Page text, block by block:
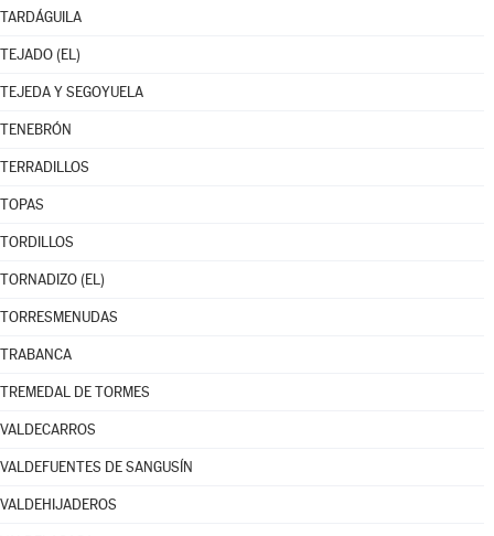
TARDÁGUILA
TEJADO (EL)
TEJEDA Y SEGOYUELA
TENEBRÓN
TERRADILLOS
TOPAS
TORDILLOS
TORNADIZO (EL)
TORRESMENUDAS
TRABANCA
TREMEDAL DE TORMES
VALDECARROS
VALDEFUENTES DE SANGUSÍN
VALDEHIJADEROS